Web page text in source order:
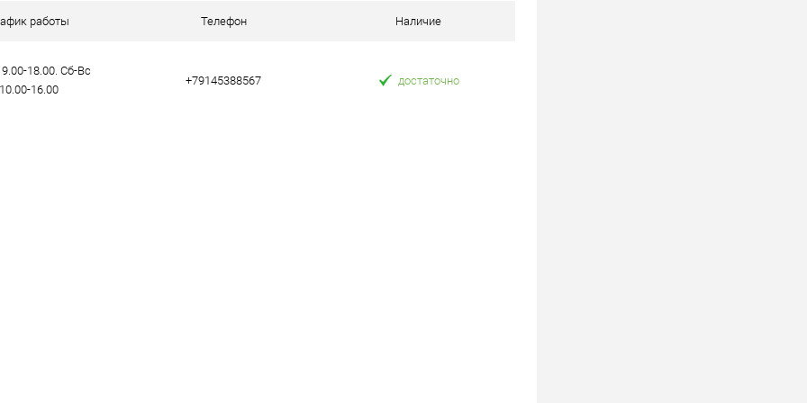
В наличии
В избранное
работы Телефон Наличие
18.00. Сб-Вс
10.00-16.00
+79145388567 достаточно